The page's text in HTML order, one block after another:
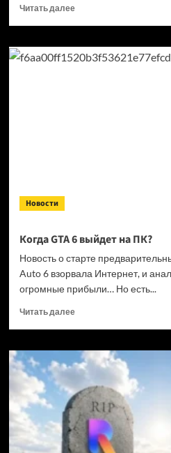
Читать далееПрочитать
Кандидат
в президенты
Новости
Когда GTA 6 выйдет на ПК?
Новость о старте
Auto 6 взорвала Интернет, и
огромные прибыли… Но есть...
Читать далееПрочитать
Когда
GTA
на ПК?